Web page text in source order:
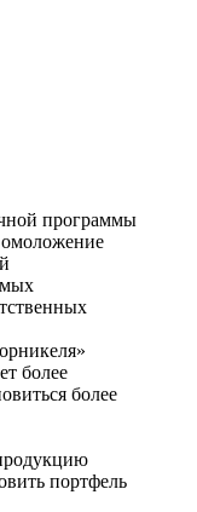
программы
омоложение
более
более
портфель